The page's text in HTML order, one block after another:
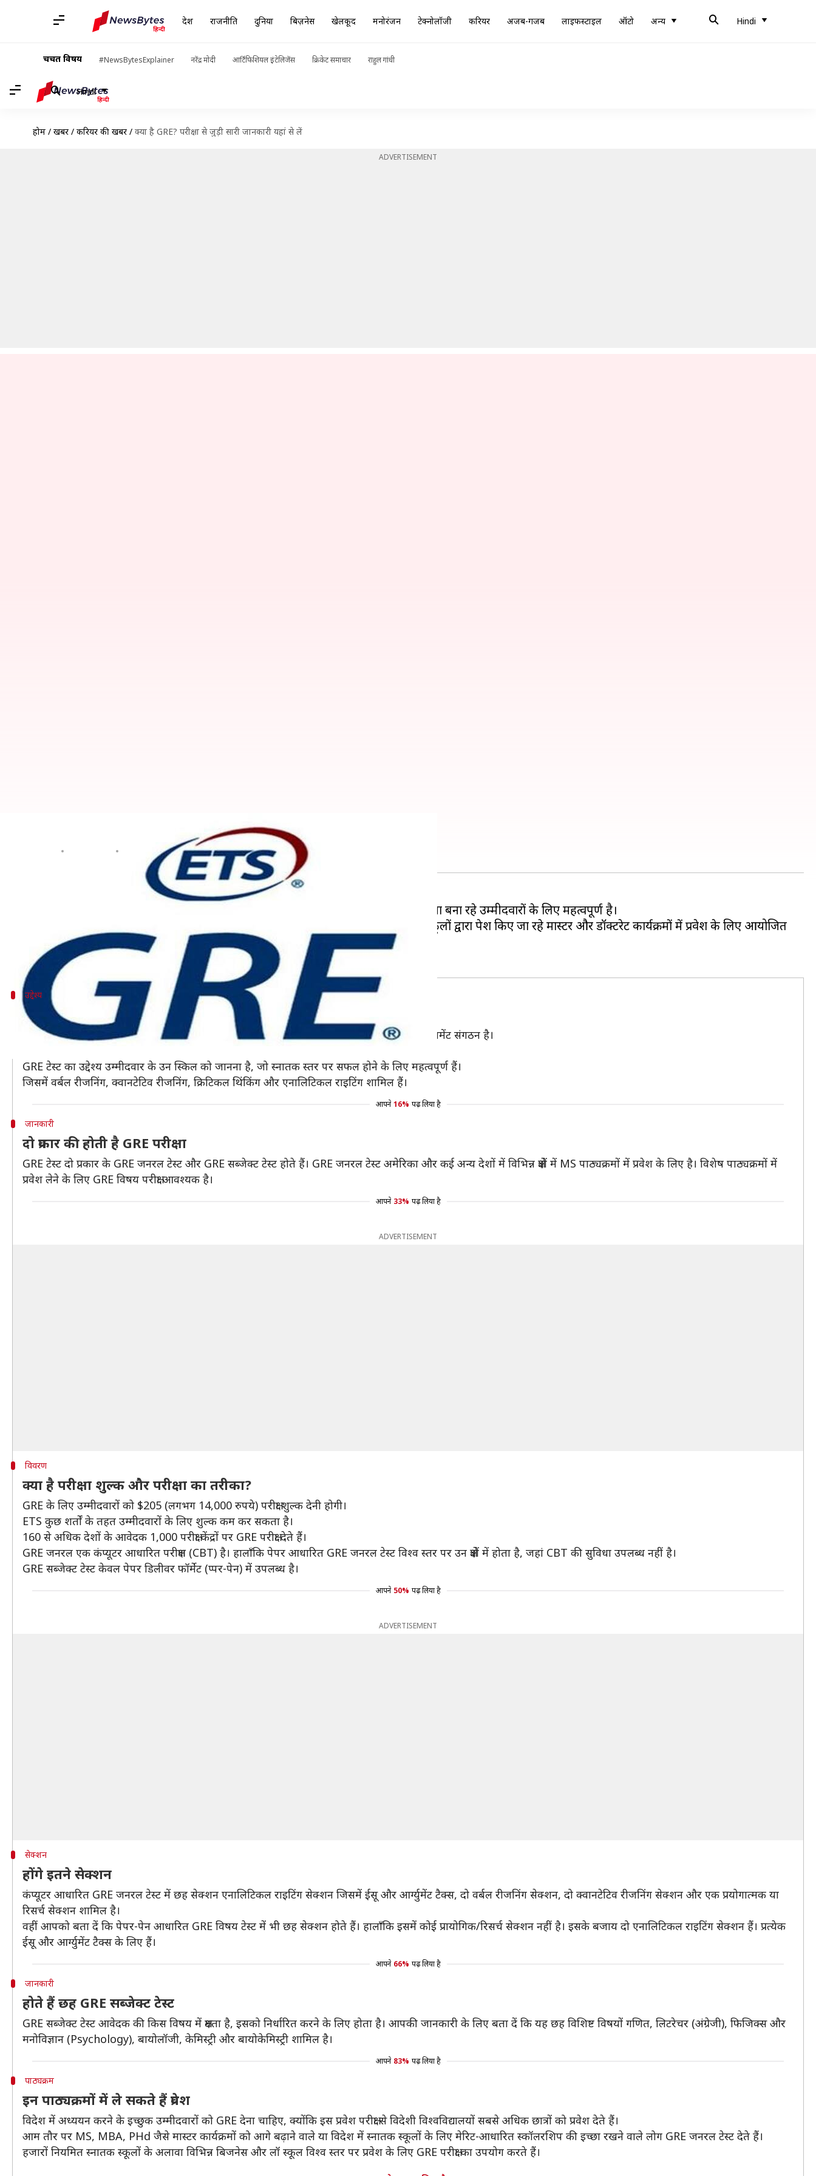
देश राजनीति दुनिया बिज़नेस खेलकूद मनोरंजन टेक्नोलॉजी करियर अजब-गजब लाइफस्टाइल ऑटो अन्य Hindi
चर्चित विषय #NewsBytesExplainer नरेंद्र मोदी आर्टिफिशियल इंटेलिजेंस क्रिकेट समाचार राहुल गांधी
Hindi
होम / खबरें / करियर की खबरें / क्या है GRE? परीक्षा से जुड़ी सारी जानकारी यहां से लें
ADVERTISEMENT
क्या है GRE? परीक्षा से जुड़ी सारी जानकारी यहां से लें
ग्रेजुएट रिकॉर्ड एग्जामिनेशन (GRE) एक ऐसी परीक्षा है, जो विदेश में स्नातक की पढ़ाई करने की योजना बना रहे उम्मीदवारों के लिए महत्वपूर्ण है।
यह कई देशों विशेष रूप से संयुक्त राज्य अमेरिका के अधिकांश स्नातक स्कूलों या बिजनेस ग्रेजुएट स्कूलों द्वारा पेश किए जा रहे मास्टर और डॉक्टरेट कार्यक्रमों में प्रवेश के लिए आयोजित
होने वाली प्रवेश परीक्षा है।
उद्देश्य
क्या है उद्देश्य?
GRE परीक्षा को शैक्षिक परीक्षण सेवा (ETS) द्वारा प्रशासित किया जाता है, जो एक प्राइवेट गैर-लाभकारी असिसमेंट संगठन है।
GRE टेस्ट का उद्देश्य उम्मीदवार के उन स्किल को जानना है, जो स्नातक स्तर पर सफल होने के लिए महत्वपूर्ण हैं।
जिसमें वर्बल रीजनिंग, क्वानटेटिव रीजनिंग, क्रिटिकल थिंकिंग और एनालिटिकल राइटिंग शामिल हैं।
आपने 16% पढ़ लिया है
जानकारी
दो प्रकार की होती है GRE परीक्षा
GRE टेस्ट दो प्रकार के GRE जनरल टेस्ट और GRE सब्जेक्ट टेस्ट होते हैं। GRE जनरल टेस्ट अमेरिका और कई अन्य देशों में विभिन्न क्षेत्रों में MS पाठ्यक्रमों में प्रवेश के लिए है। विशेष पाठ्यक्रमों में
प्रवेश लेने के लिए GRE विषय परीक्षा आवश्यक है।
आपने 33% पढ़ लिया है
ADVERTISEMENT
विवरण
क्या है परीक्षा शुल्क और परीक्षा का तरीका?
GRE के लिए उम्मीदवारों को $205 (लगभग 14,000 रुपये) परीक्षा शुल्क देनी होगी।
ETS कुछ शर्तों के तहत उम्मीदवारों के लिए शुल्क कम कर सकता है।
160 से अधिक देशों के आवेदक 1,000 परीक्षा केंद्रों पर GRE परीक्षा देते हैं।
GRE जनरल एक कंप्यूटर आधारित परीक्षण (CBT) है। हालाँकि पेपर आधारित GRE जनरल टेस्ट विश्व स्तर पर उन क्षेत्रों में होता है, जहां CBT की सुविधा उपलब्ध नहीं है।
GRE सब्जेक्ट टेस्ट केवल पेपर डिलीवर फॉर्मेट (प्पर-पेन) में उपलब्ध है।
आपने 50% पढ़ लिया है
ADVERTISEMENT
सेक्शन
होंगे इतने सेक्शन
कंप्यूटर आधारित GRE जनरल टेस्ट में छह सेक्शन एनालिटिकल राइटिंग सेक्शन जिसमें ईसू और आर्ग्युमेंट टैक्स, दो वर्बल रीजनिंग सेक्शन, दो क्वानटेटिव रीजनिंग सेक्शन और एक प्रयोगात्मक या
रिसर्च सेक्शन शामिल है।
वहीं आपको बता दें कि पेपर-पेन आधारित GRE विषय टेस्ट में भी छह सेक्शन होते हैं। हालाँकि इसमें कोई प्रायोगिक/रिसर्च सेक्शन नहीं है। इसके बजाय दो एनालिटिकल राइटिंग सेक्शन हैं। प्रत्येक
ईसू और आर्ग्युमेंट टैक्स के लिए हैं।
आपने 66% पढ़ लिया है
जानकारी
होते हैं छह GRE सब्जेक्ट टेस्ट
GRE सब्जेक्ट टेस्ट आवेदक की किस विषय में क्षमता है, इसको निर्धारित करने के लिए होता है। आपकी जानकारी के लिए बता दें कि यह छह विशिष्ट विषयों गणित, लिटरेचर (अंग्रेजी), फिजिक्स और
मनोविज्ञान (Psychology), बायोलॉजी, केमिस्ट्री और बायोकेमिस्ट्री शामिल है।
आपने 83% पढ़ लिया है
पाठ्यक्रम
इन पाठ्यक्रमों में ले सकते हैं प्रवेश
विदेश में अध्ययन करने के इच्छुक उम्मीदवारों को GRE देना चाहिए, क्योंकि इस प्रवेश परीक्षा से विदेशी विश्वविद्यालयों सबसे अधिक छात्रों को प्रवेश देते हैं।
आम तौर पर MS, MBA, PHd जैसे मास्टर कार्यक्रमों को आगे बढ़ाने वाले या विदेश में स्नातक स्कूलों के लिए मेरिट-आधारित स्कॉलरशिप की इच्छा रखने वाले लोग GRE जनरल टेस्ट देते हैं।
हजारों नियमित स्नातक स्कूलों के अलावा विभिन्न बिजनेस और लॉ स्कूल विश्व स्तर पर प्रवेश के लिए GRE परीक्षा का उपयोग करते हैं।